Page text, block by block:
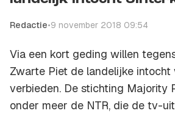
Redactie•9 november 2018 09:54
Via een kort geding willen
Zwarte Piet de landelijke intocht
verbieden. De stichting Majority
onder meer de NTR, die de tv-